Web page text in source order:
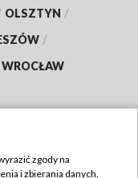
OLSZTYN /
/
WROCŁAW
zgody na
i zbierania danych,